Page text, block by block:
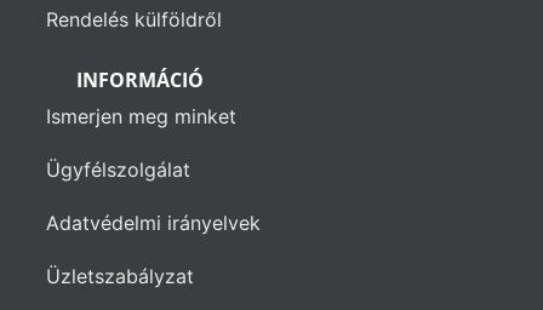
Rendelés külföldről
INFORMÁCIÓ
Ismerjen meg minket
Ügyfélszolgálat
Adatvédelmi irányelvek
Üzletszabályzat